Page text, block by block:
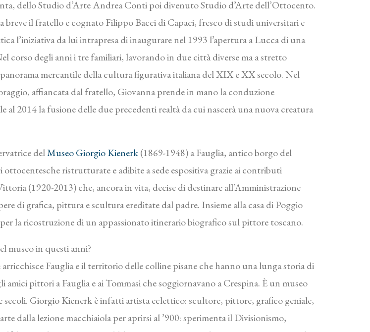
dello Studio d’Arte Andrea Conti poi divenuto Studio d’Arte dell’Ottocento.
breve il fratello e cognato Filippo Bacci di Capaci, fresco di studi universitari e
l’iniziativa da lui intrapresa di inaugurare nel 1993 l’apertura a Lucca di una
corso degli anni i tre familiari, lavorando in due città diverse ma a stretto
mercantile della cultura figurativa italiana del XIX e XX secolo. Nel
affiancata dal fratello, Giovanna prende in mano la conduzione
2014 la fusione delle due precedenti realtà da cui nascerà una nuova creatura
delMuseo Giorgio Kienerk(1869-1948) a Fauglia, antico borgo del
ristrutturate e adibite a sede espositiva grazie ai contributi
(1920-2013) che, ancora in vita, decise di destinare all’Amministrazione
di grafica, pittura e scultura ereditate dal padre. Insieme alla casa di Poggio
la ricostruzione di un appassionato itinerario biografico sul pittore toscano.
museo in questi anni?
Fauglia e il territorio delle colline pisane che hanno una lunga storia di
pittori a Fauglia e ai Tommasi che soggiornavano a Crespina. È un museo
secoli. Giorgio Kienerk è infatti artista eclettico: scultore, pittore, grafico geniale,
dalla lezione macchiaiola per aprirsi al ’900: sperimenta il Divisionismo,